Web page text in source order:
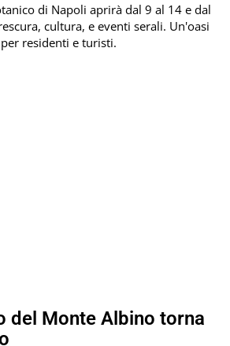
di Napoli aprirà dal 9 al 14 e dal
cultura, e eventi serali. Un'oasi
residenti e turisti.
del Monte Albino torna